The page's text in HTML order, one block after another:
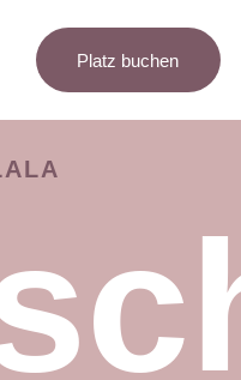
Platz buchen